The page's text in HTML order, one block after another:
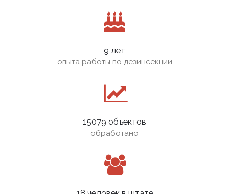
9 лет
опыта работы по дезинсекции
15079 объектов
обработано